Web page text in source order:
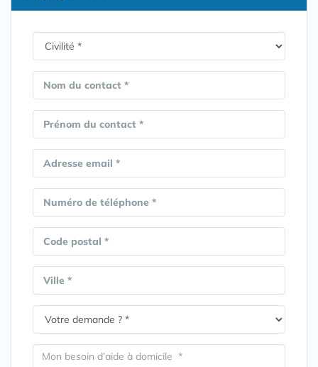
Nom du contact *
Prénom du contact *
Adresse email *
Numéro de téléphone *
Code postal *
Ville *